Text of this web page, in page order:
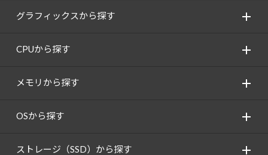
グラフィックスから探す
CPUから探す
メモリから探す
OSから探す
ストレージ（SSD）から探す